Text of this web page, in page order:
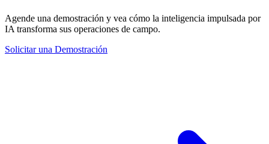
Agende una demostración y vea cómo la inteligencia impulsada por
IA transforma sus operaciones de campo.
Solicitar una Demostración